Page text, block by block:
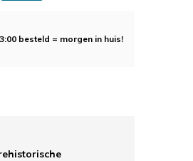
besteld = morgen in huis!